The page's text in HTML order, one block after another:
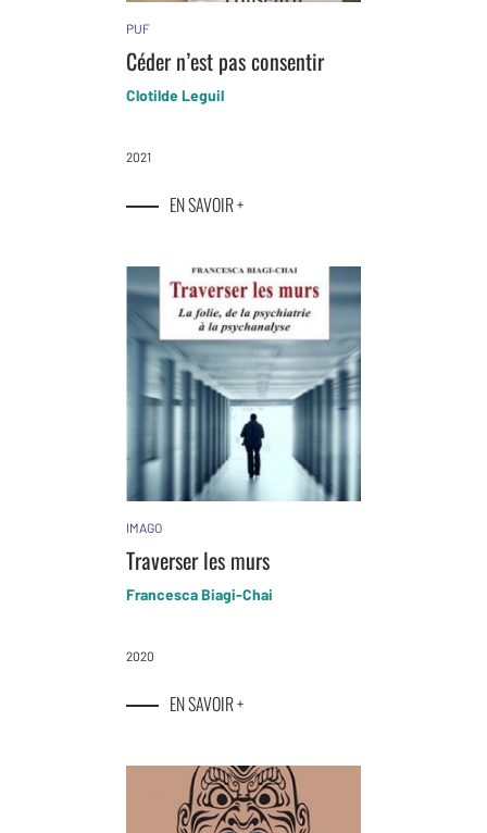
PUF
Céder n’est pas consentir
Clotilde Leguil
2021
EN SAVOIR +
IMAGO
Traverser les murs
Francesca Biagi-Chai
2020
EN SAVOIR +